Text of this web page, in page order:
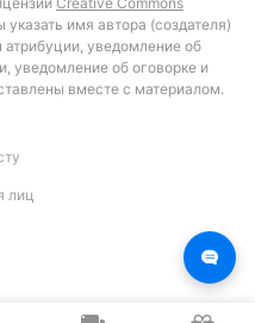
имя автора (создателя)
атрибуции, уведомление об
уведомление об оговорке и
вместе с материалом.
лиц